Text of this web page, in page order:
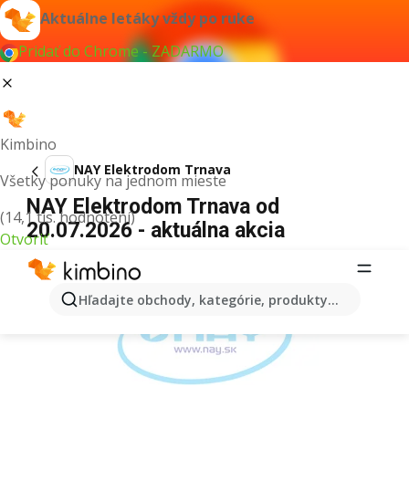
Aktuálne letáky vždy po ruke
Pridať do Chrome - ZADARMO
Kimbino
Všetky ponuky na jednom mieste
(14,1 tis. hodnotení)
Otvoriť
Hľadajte obchody, kategórie, produkty...
NAY Elektrodom Trnava
NAY Elektrodom Trnava od
20.07.2026 - aktuálna akcia